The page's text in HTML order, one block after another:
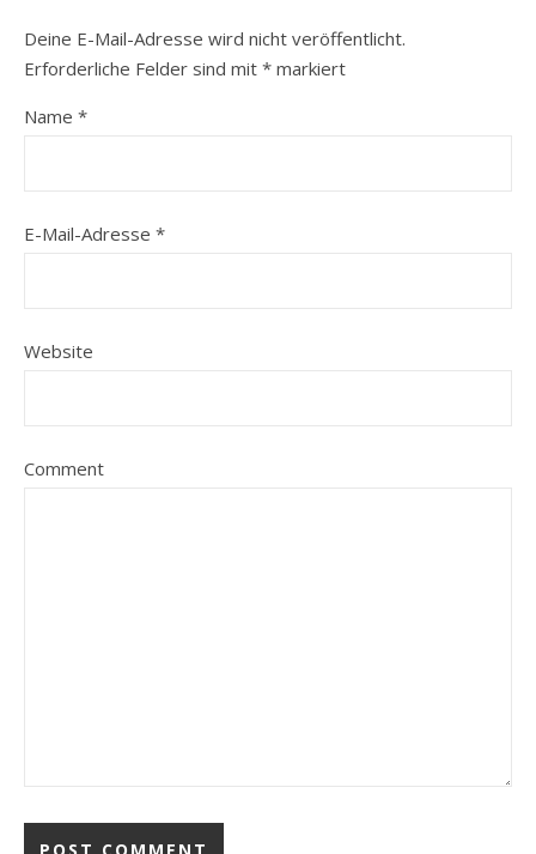
Deine E-Mail-Adresse wird nicht veröffentlicht.
Erforderliche Felder sind mit * markiert
Name *
E-Mail-Adresse *
Website
Comment